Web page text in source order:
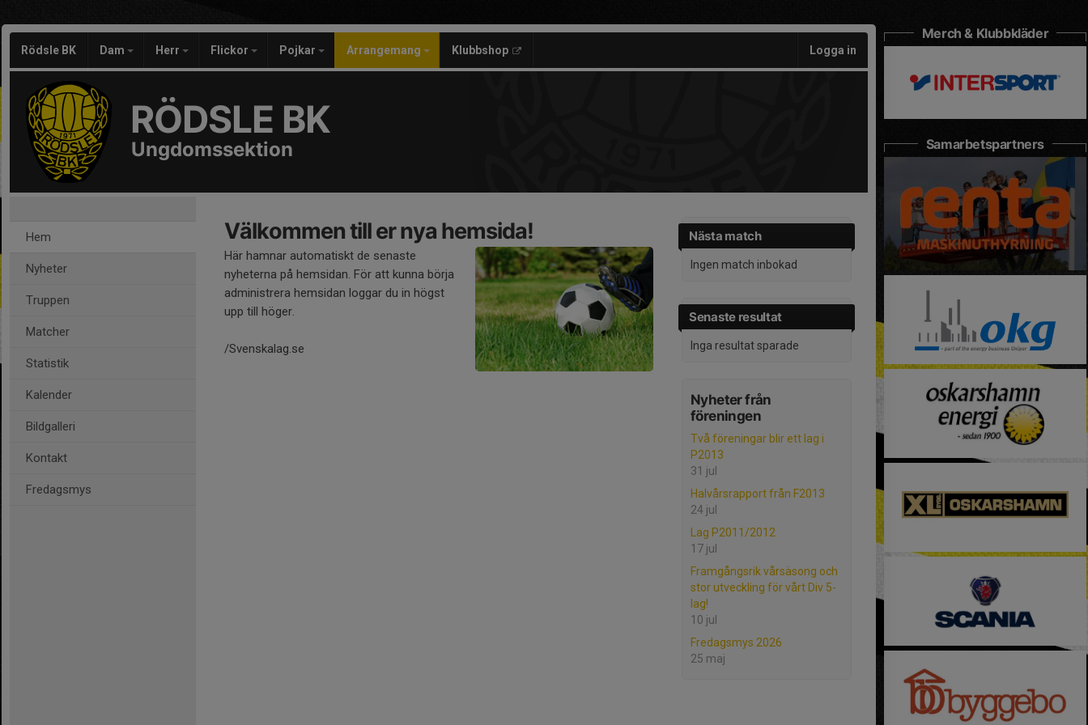
Rödsle BK Dam Herr Flickor Pojkar Arrangemang Klubbshop Logga in
RÖDSLE BK
Ungdomssektion
Hem
Nyheter
Truppen
Matcher
Statistik
Kalender
Bildgalleri
Kontakt
Fredagsmys
Nästa match
Ingen match inbokad
Senaste resultat
Inga resultat sparade
Nyheter från
föreningen
Två föreningar blir ett lag i
P2013
31 jul
Halvårsrapport från F2013
24 jul
Lag P2011/2012
17 jul
Framgångsrik vårsäsong och
stor utveckling för vårt Div 5-
lag!
10 jul
Fredagsmys 2026
25 maj
Välkommen till er nya hemsida!
Här hamnar automatiskt de senaste
nyheterna på hemsidan. För att kunna börja
administrera hemsidan loggar du in högst
upp till höger.
/Svenskalag.se
Merch & Klubbkläder
Samarbetspartners